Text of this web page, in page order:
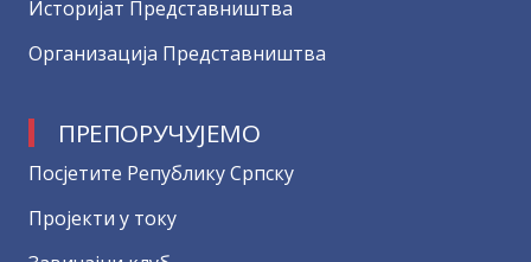
Историјат Представништва
Организација Представништва
ПРЕПОРУЧУЈЕМО
Посјетите Републику Српску
Пројекти у току